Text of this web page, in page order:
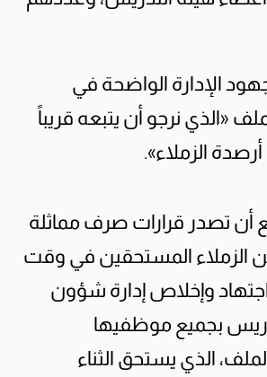
الإدارة الواضحة في
«الذي نرجو أن يتبعه قريباً
الزملاء».
أن تصدر قرارات صرف مماثلة
الزملاء المستحقين في وقت
وإخلاص إدارة شؤون
بجميع موظفيها
الذي يستحق الثناء